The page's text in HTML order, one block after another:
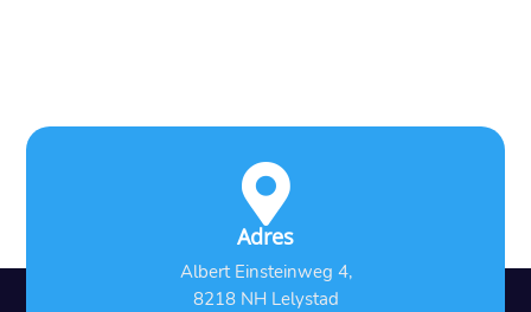

Adres
Albert Einsteinweg 4,
8218 NH Lelystad